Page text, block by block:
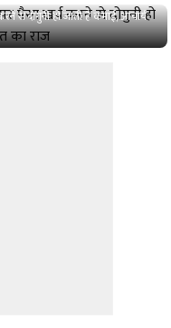
से दोगुनी हो जाती है कमाई, आचार्य